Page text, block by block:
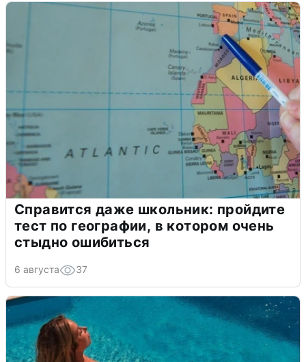
Справится даже школьник: пройдите
тест по географии, в котором очень
стыдно ошибиться
6 августа 37